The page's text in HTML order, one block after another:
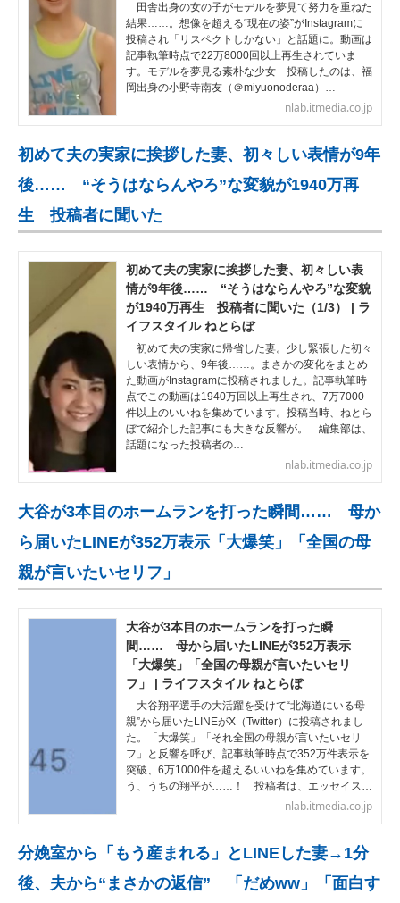
田舎出身の女の子がモデルを夢見て努力を重ねた
結果……。想像を超える“現在の姿”がInstagramに
投稿され「リスペクトしかない」と話題に。動画は
記事執筆時点で22万8000回以上再生されていま
す。モデルを夢見る素朴な少女 投稿したのは、福
岡出身の小野寺南友（＠miyuonoderaa）…
nlab.itmedia.co.jp
初めて夫の実家に挨拶した妻、初々しい表情が9年
後…… “そうはならんやろ”な変貌が1940万再
生 投稿者に聞いた
初めて夫の実家に挨拶した妻、初々しい表
情が9年後…… “そうはならんやろ”な変貌
が1940万再生 投稿者に聞いた（1/3） | ラ
イフスタイル ねとらぼ
初めて夫の実家に帰省した妻。少し緊張した初々
しい表情から、9年後……。まさかの変化をまとめ
た動画がInstagramに投稿されました。記事執筆時
点でこの動画は1940万回以上再生され、7万7000
件以上のいいねを集めています。投稿当時、ねとら
ぼで紹介した記事にも大きな反響が。 編集部は、
話題になった投稿者の…
nlab.itmedia.co.jp
大谷が3本目のホームランを打った瞬間…… 母か
ら届いたLINEが352万表示「大爆笑」「全国の母
親が言いたいセリフ」
大谷が3本目のホームランを打った瞬
間…… 母から届いたLINEが352万表示
「大爆笑」「全国の母親が言いたいセリ
フ」 | ライフスタイル ねとらぼ
大谷翔平選手の大活躍を受けて“北海道にいる母
親”から届いたLINEがX（Twitter）に投稿されまし
た。「大爆笑」「それ全国の母親が言いたいセリ
フ」と反響を呼び、記事執筆時点で352万件表示を
突破、6万1000件を超えるいいねを集めています。
う、うちの翔平が……！ 投稿者は、エッセイス…
nlab.itmedia.co.jp
分娩室から「もう産まれる」とLINEした妻→1分
後、夫から“まさかの返信” 「だめww」「面白す